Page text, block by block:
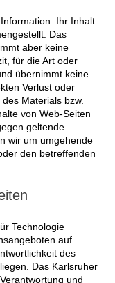
Ihr Inhalt
Das
aber keine
für die Art oder
übernimmt keine
Verlust oder
Materials bzw.
von Web-Seiten
geltende
wir um umgehende
den betreffenden
Technologie
auf
des
Das Karlsruher
und